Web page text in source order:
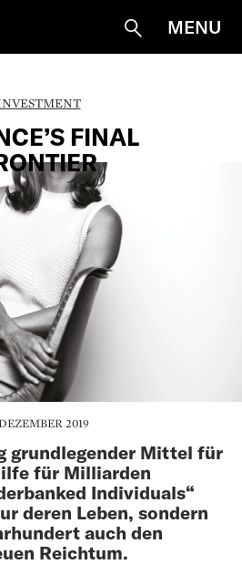
Suche
MENU
FINAL
2019
grundlegender Mittel für
für Milliarden
Individuals“
deren Leben, sondern
auch den
Reichtum.